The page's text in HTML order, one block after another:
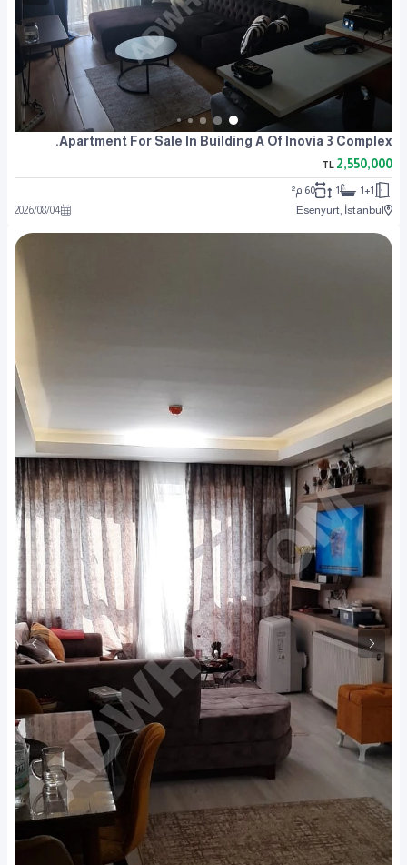
Apartment For Sale In Building A Of Inovia 3 Complex.
2,550,000
TL
1+1
1
60 م²
Esenyurt, İstanbul
2026/08/04